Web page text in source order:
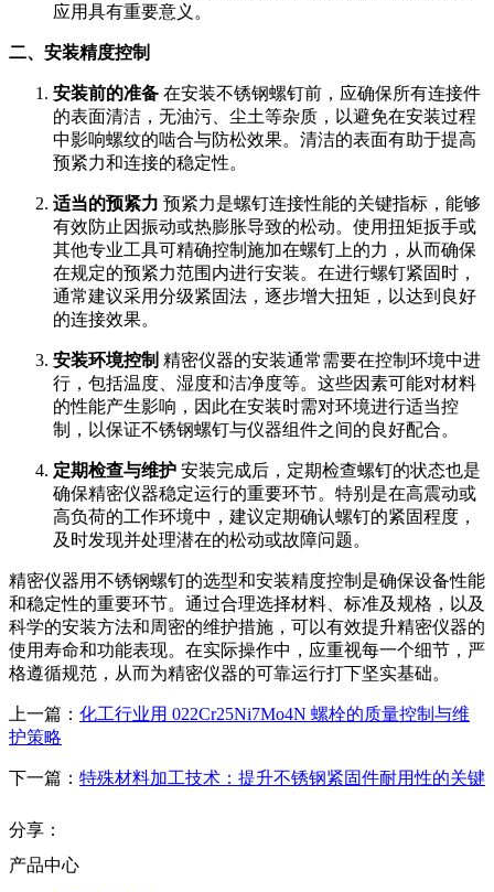
应用具有重要意义。
二、安装精度控制
安装前的准备 在安装不锈钢螺钉前，应确保所有连接件
的表面清洁，无油污、尘土等杂质，以避免在安装过程
中影响螺纹的啮合与防松效果。清洁的表面有助于提高
预紧力和连接的稳定性。
适当的预紧力 预紧力是螺钉连接性能的关键指标，能够
有效防止因振动或热膨胀导致的松动。使用扭矩扳手或
其他专业工具可精确控制施加在螺钉上的力，从而确保
在规定的预紧力范围内进行安装。在进行螺钉紧固时，
通常建议采用分级紧固法，逐步增大扭矩，以达到良好
的连接效果。
安装环境控制 精密仪器的安装通常需要在控制环境中进
行，包括温度、湿度和洁净度等。这些因素可能对材料
的性能产生影响，因此在安装时需对环境进行适当控
制，以保证不锈钢螺钉与仪器组件之间的良好配合。
定期检查与维护 安装完成后，定期检查螺钉的状态也是
确保精密仪器稳定运行的重要环节。特别是在高震动或
高负荷的工作环境中，建议定期确认螺钉的紧固程度，
及时发现并处理潜在的松动或故障问题。
精密仪器用不锈钢螺钉的选型和安装精度控制是确保设备性能
和稳定性的重要环节。通过合理选择材料、标准及规格，以及
科学的安装方法和周密的维护措施，可以有效提升精密仪器的
使用寿命和功能表现。在实际操作中，应重视每一个细节，严
格遵循规范，从而为精密仪器的可靠运行打下坚实基础。
上一篇： 化工行业用 022Cr25Ni7Mo4N 螺栓的质量控制与维
护策略
下一篇： 特殊材料加工技术：提升不锈钢紧固件耐用性的关键
分享：
产品中心